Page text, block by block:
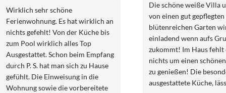
Wirklich sehr schöne
Ferienwohnung. Es hat wirklich an
nichts gefehlt! Von der Küche bis
zum Pool wirklich alles Top
Ausgestattet. Schon beim Empfang
durch P. S. hat man sich zu Hause
gefühlt. Die Einweisung in die
Wohnung sowie die vorbereitete
Die schöne weiße Villa
von einen gut
blütenreichen Garten
einladend wenn aufs
zukommt! Im Haus fehlt
nichts um einen
zu genießen! Die
ausgestattete Küche,